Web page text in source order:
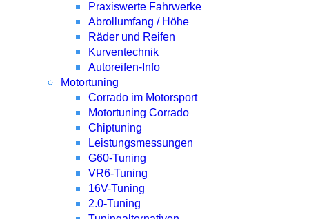
Praxiswerte Fahrwerke
Abrollumfang / Höhe
Räder und Reifen
Kurventechnik
Autoreifen-Info
Motortuning
Corrado im Motorsport
Motortuning Corrado
Chiptuning
Leistungsmessungen
G60-Tuning
VR6-Tuning
16V-Tuning
2.0-Tuning